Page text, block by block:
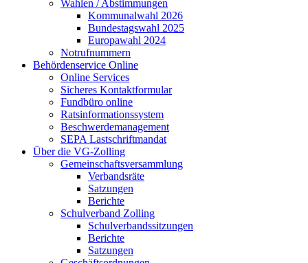
Wahlen / Abstimmungen
Kommunalwahl 2026
Bundestagswahl 2025
Europawahl 2024
Notrufnummern
Behördenservice Online
Online Services
Sicheres Kontaktformular
Fundbüro online
Ratsinformationssystem
Beschwerdemanagement
SEPA Lastschriftmandat
Über die VG-Zolling
Gemeinschaftsversammlung
Verbandsräte
Satzungen
Berichte
Schulverband Zolling
Schulverbandssitzungen
Berichte
Satzungen